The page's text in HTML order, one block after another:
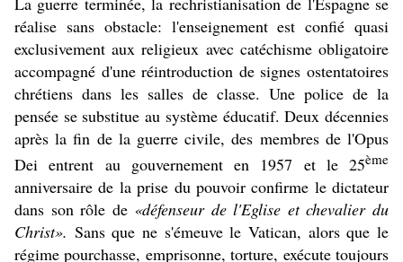
réalise sans obstacle: l'enseignement est confié quasi
exclusivement aux religieux avec catéchisme obligatoire
accompagné d'une réintroduction de signes ostentatoires
chrétiens dans les salles de classe. Une police de la
pensée se substitue au système éducatif. Deux décennies
après la fin de la guerre civile, des membres de l'Opus
Dei entrent au gouvernement en 1957 et le 25ème
anniversaire de la prise du pouvoir confirme le dictateur
dans son rôle de «défenseur de l'Eglise et chevalier du
Christ». Sans que ne s'émeuve le Vatican, alors que le
régime pourchasse, emprisonne, torture, exécute toujours